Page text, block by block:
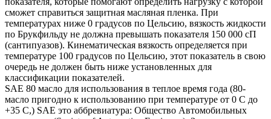
сможет справиться защитная масляная пленка. При
температурах ниже 0 градусов по Цельсию, вязкость жидкости
по Брукфильду не должна превышать показателя 150 000 сП
(сантипуазов). Кинематическая вязкость определяется при
температуре 100 градусов по Цельсию, этот показатель в свою
очередь не должен быть ниже установленных для
классификации показателей.
SAE 80 масло для использования в теплое время года (80-
масло пригодно к использованию при температуре от 0 С до
+35 С,) SAE это аббревиатура: Общество Автомобильных